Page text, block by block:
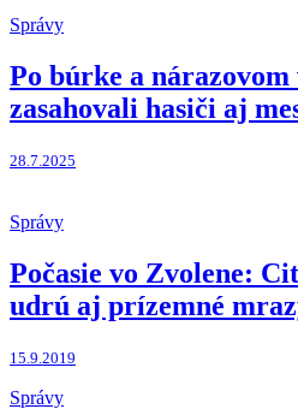
Správy
Po búrke a
zasahovali hasiči aj
28.7.2025
Správy
Počasie vo Zvolene:
udrú aj prízemné
15.9.2019
Správy